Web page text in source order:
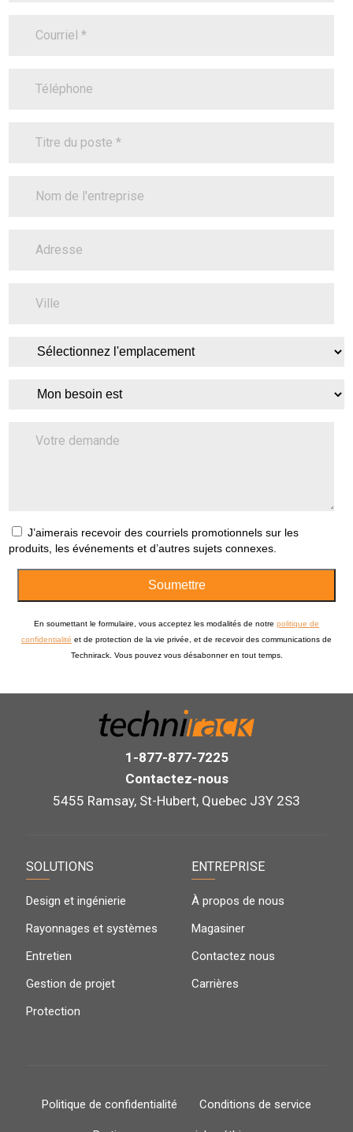
J’aimerais recevoir des courriels promotionnels sur les
produits, les événements et d’autres sujets connexes.
Soumettre
En soumettant le formulaire, vous acceptez les modalités de notre politique de
confidentialité et de protection de la vie privée, et de recevoir des communications de
Technirack. Vous pouvez vous désabonner en tout temps.
SOLUTIONS
Design et ingénierie
Rayonnages et systèmes
Entretien
Gestion de projet
Protection
ENTREPRISE
À propos de nous
Magasiner
Contactez nous
Carrières
1-877-877-7225
Contactez-nous
5455 Ramsay, St-Hubert, Quebec J3Y 2S3
Politique de confidentialité Conditions de service